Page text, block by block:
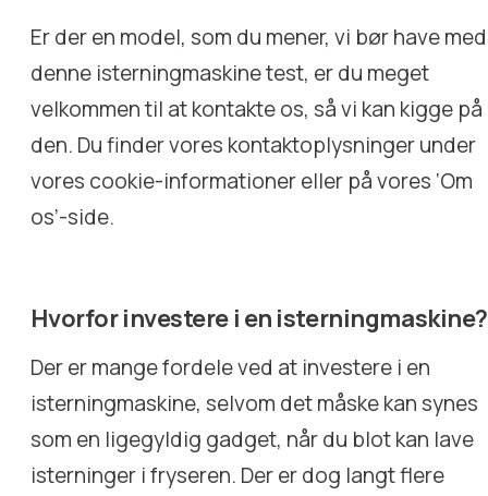
Er der en model, som du mener, vi bør have
denne isterningmaskine test, er du meget
velkommen til at kontakte os, så vi kan kigge på
den. Du finder vores kontaktoplysninger under
vores cookie-informationer eller på vores ‘Om
os’-side.
Hvorfor investere i en isterningmaskine?
Der er mange fordele ved at investere i en
isterningmaskine, selvom det måske kan synes
som en ligegyldig gadget, når du blot kan lave
isterninger i fryseren. Der er dog langt flere